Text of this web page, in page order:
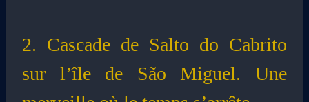
2. Cascade de Salto do Cabrito
sur l’île de São Miguel. Une